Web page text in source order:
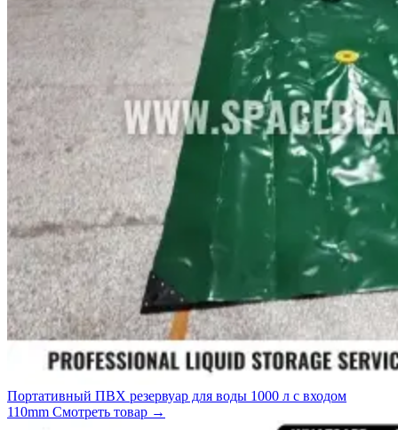
Портативный ПВХ резервуар для воды 1000 л с входом
110mm Смотреть товар →